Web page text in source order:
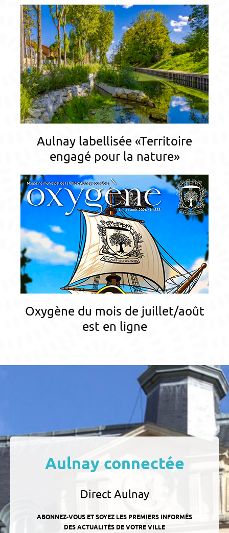
Aulnay labellisée «Territoire
engagé pour la nature»
Oxygène du mois de juillet/août
est en ligne
Aulnay connectée
Direct Aulnay
ABONNEZ-VOUS ET SOYEZ LES PREMIERS INFORMÉS
DES ACTUALITÉS DE VOTRE VILLE